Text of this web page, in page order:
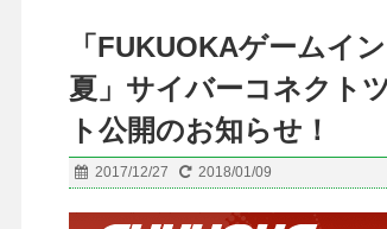
「FUKUOKAゲームイ
夏」サイバーコネクト
ト公開のお知らせ！
2017/12/27 2018/01/09